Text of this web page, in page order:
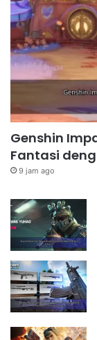
Genshin
Fantasi
9 jam ago